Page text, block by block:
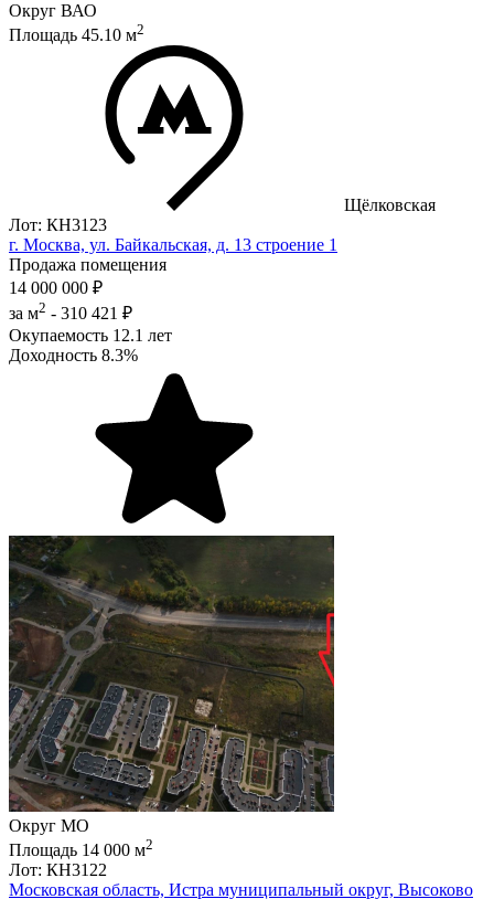
Округ ВАО
Площадь 45.10 м2
Щёлковская
Лот: КН3123
г. Москва, ул. Байкальская, д. 13 строение 1
Продажа помещения
14 000 000 ₽
за м2 - 310 421 ₽
Окупаемость 12.1 лет
Доходность 8.3%
Округ МО
Площадь 14 000 м2
Лот: КН3122
Московская область, Истра муниципальный округ, Высоково